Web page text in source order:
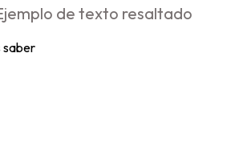
de texto resaltado
saber